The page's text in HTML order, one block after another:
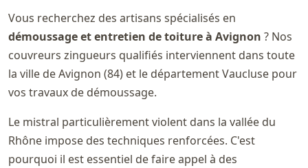
Vous recherchez des artisans spécialisés en
démoussage et entretien de toiture à Avignon ? Nos
couvreurs zingueurs qualifiés interviennent dans toute
la ville de Avignon (84) et le département Vaucluse pour
vos travaux de démoussage.
Le mistral particulièrement violent dans la vallée du
Rhône impose des techniques renforcées. C'est
pourquoi il est essentiel de faire appel à des